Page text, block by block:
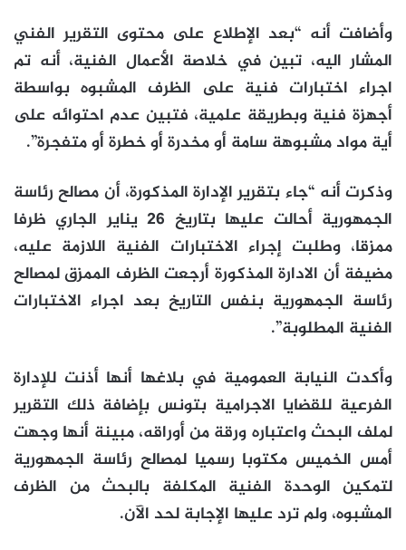
وأضافت أنه “بعد الإطلاع على محتوى التقرير الفني
المشار اليه، تبين في خلاصة الأعمال الفنية، أنه تم
اجراء اختبارات فنية على الظرف المشبوه بواسطة
أجهزة فنية وبطريقة علمية، فتبين عدم احتوائه على
أية مواد مشبوهة سامة أو مخدرة أو خطرة أو متفجرة”.
وذكرت أنه “جاء بتقرير الإدارة المذكورة، أن مصالح رئاسة
الجمهورية أحالت عليها بتاريخ 26 يناير الجاري ظرفا
ممزقا، وطلبت إجراء الاختبارات الفنية اللازمة عليه،
مضيفة أن الادارة المذكورة أرجعت الظرف الممزق لمصالح
رئاسة الجمهورية بنفس التاريخ بعد اجراء الاختبارات
الفنية المطلوبة”.
وأكدت النيابة العمومية في بلاغها أنها أذنت للإدارة
الفرعية للقضايا الاجرامية بتونس بإضافة ذلك التقرير
لملف البحث واعتباره ورقة من أوراقه، مبينة أنها وجهت
أمس الخميس مكتوبا رسميا لمصالح رئاسة الجمهورية
لتمكين الوحدة الفنية المكلفة بالبحث من الظرف
المشبوه، ولم ترد عليها الإجابة لحد الآن.